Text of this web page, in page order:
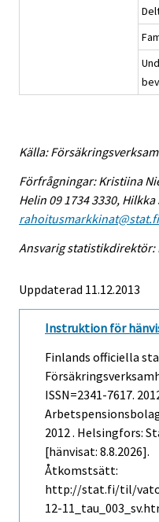
Källa:
Förfrågningar: Kristiina
Helin 09 1734 3330,
rahoitusmarkkinat@stat.fi
Ansvarig statistikdirektör:
Uppdaterad 11.12.2013
Instruktion för
Finlands officiella
ISSN=2341-7617.
2012 . Helsingfors:
[hänvisat: 8.8.2026].
Åtkomstsätt:
http://stat.fi/til/vato/
12-